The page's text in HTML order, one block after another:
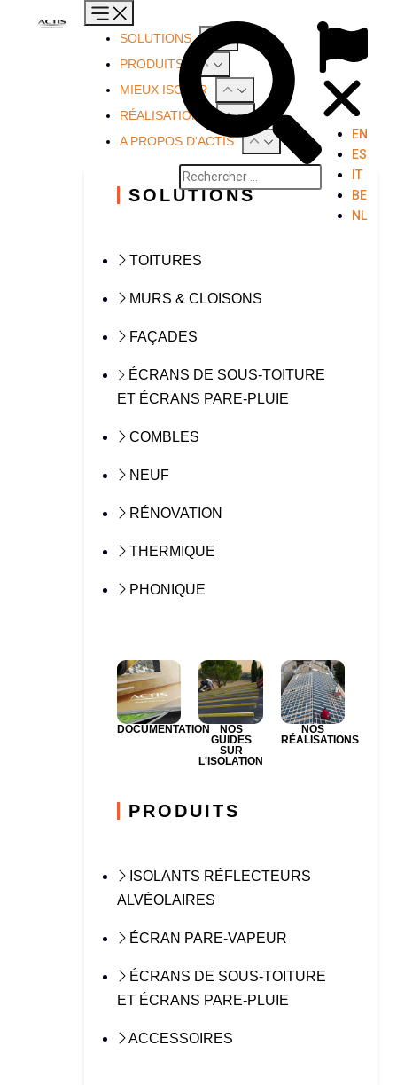
SOLUTIONS
PRODUITS
MIEUX ISOLER
RÉALISATIONS
A PROPOS D'ACTIS
SOLUTIONS
TOITURES
MURS & CLOISONS
FAÇADES
ÉCRANS DE SOUS-TOITURE
ET ÉCRANS PARE-PLUIE
COMBLES
NEUF
RÉNOVATION
THERMIQUE
PHONIQUE
DOCUMENTATION
NOS
GUIDES
SUR
L'ISOLATION
NOS
RÉALISATIONS
PRODUITS
ISOLANTS RÉFLECTEURS
ALVÉOLAIRES
ÉCRAN PARE-VAPEUR
ÉCRANS DE SOUS-TOITURE
ET ÉCRANS PARE-PLUIE
ACCESSOIRES
EN
ES
IT
BE
NL